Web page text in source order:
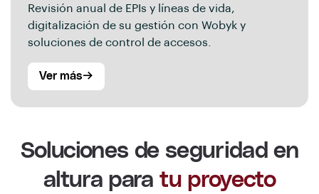
Revisión anual de EPIs y líneas de vida,
digitalización de su gestión con Wobyk y
soluciones de control de accesos.
Ver más
Soluciones de seguridad en
altura paratu proyecto